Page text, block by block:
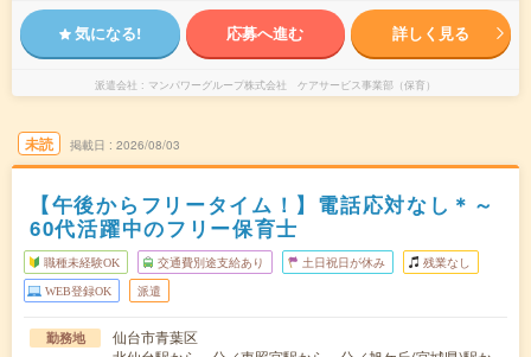
気になる! 応募へ進む 詳しく見る
派遣会社 マンパワーグループ株式会社 ケアサービス事業部（保育）
未読 掲載日 2026/08/03
【午後からフリータイム！】電話応対なし＊～
60代活躍中のフリー保育士
職種未経験OK 交通費別途支給あり 土日祝日が休み 残業なし
WEB登録OK 派遣
勤務地
仙台市青葉区